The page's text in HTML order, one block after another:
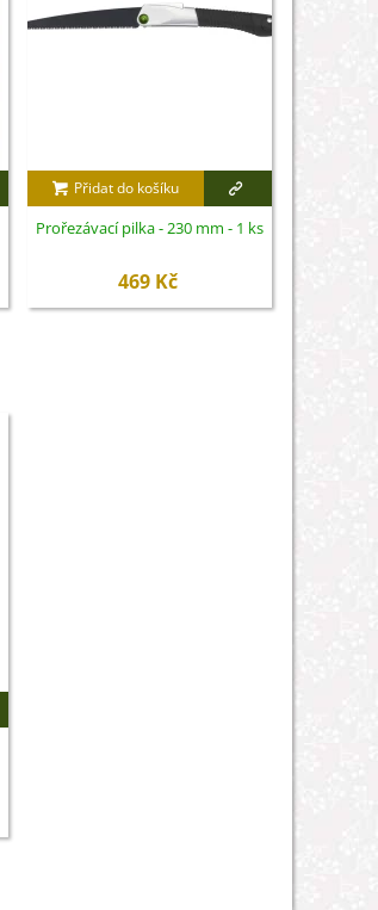
Přidat do košíku
Prořezávací pilka - 230 mm - 1 ks
469 Kč